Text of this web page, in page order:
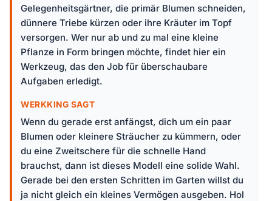
Gelegenheitsgärtner, die primär Blumen schneiden,
dünnere Triebe kürzen oder ihre Kräuter im Topf
versorgen. Wer nur ab und zu mal eine kleine
Pflanze in Form bringen möchte, findet hier ein
Werkzeug, das den Job für überschaubare
Aufgaben erledigt.
WERKKING SAGT
Wenn du gerade erst anfängst, dich um ein paar
Blumen oder kleinere Sträucher zu kümmern, oder
du eine Zweitschere für die schnelle Hand
brauchst, dann ist dieses Modell eine solide Wahl.
Gerade bei den ersten Schritten im Garten willst du
ja nicht gleich ein kleines Vermögen ausgeben. Hol